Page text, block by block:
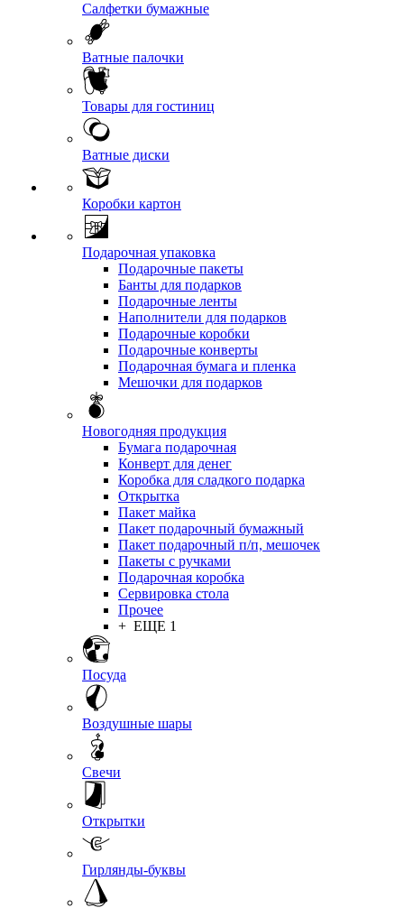
Салфетки бумажные
Ватные палочки
Товары для гостиниц
Ватные диски
Коробки картон
Подарочная упаковка
Подарочные пакеты
Банты для подарков
Подарочные ленты
Наполнители для подарков
Подарочные коробки
Подарочные конверты
Подарочная бумага и пленка
Мешочки для подарков
Новогодняя продукция
Бумага подарочная
Конверт для денег
Коробка для сладкого подарка
Открытка
Пакет майка
Пакет подарочный бумажный
Пакет подарочный п/п, мешочек
Пакеты с ручками
Подарочная коробка
Сервировка стола
Прочее
+ ЕЩЕ 1
Посуда
Воздушные шары
Свечи
Открытки
Гирлянды-буквы